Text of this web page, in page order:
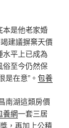
本是他老家婚
建議摒棄天價
平上已成為
俗至今仍然保
是在意”。 包養
南湖這類房價
養網一套三居
，再加上公積